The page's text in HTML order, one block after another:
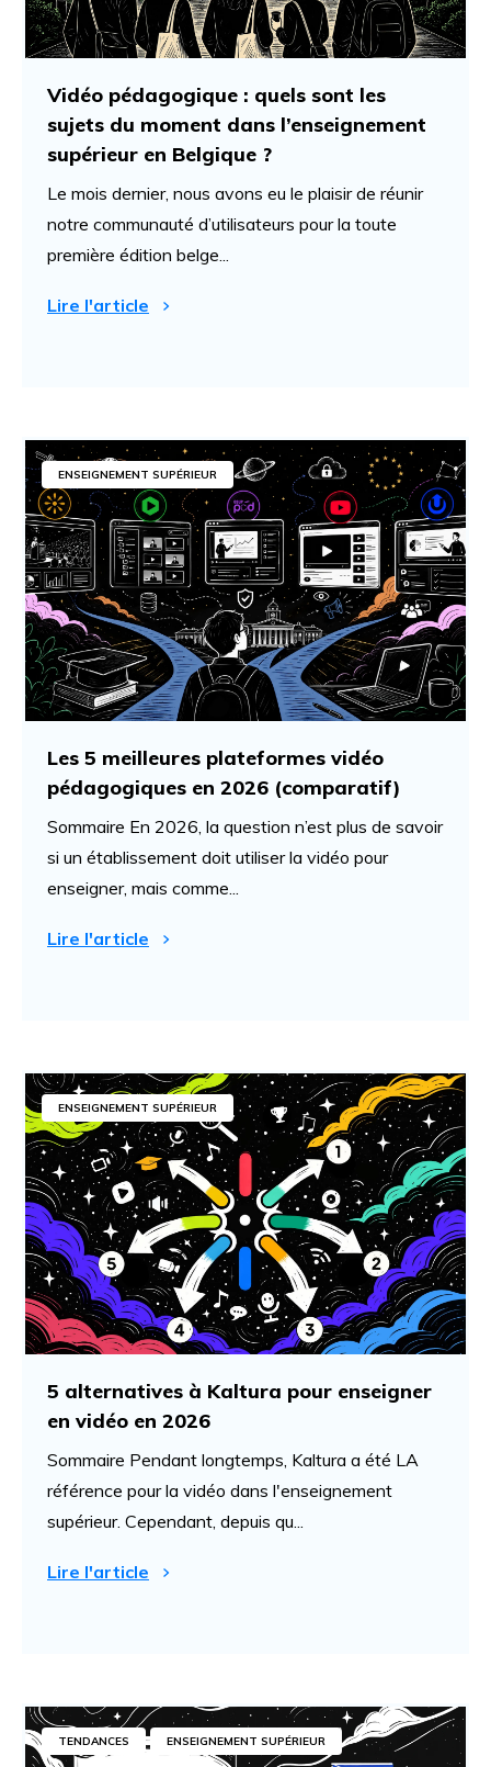
Vidéo pédagogique : quels sont les
sujets du moment dans l’enseignement
supérieur en Belgique ?
Le mois dernier, nous avons eu le plaisir de réunir
notre communauté d’utilisateurs pour la toute
première édition belge...
Lire l'article
ENSEIGNEMENT SUPÉRIEUR
Les 5 meilleures plateformes vidéo
pédagogiques en 2026 (comparatif)
Sommaire En 2026, la question n’est plus de savoir
si un établissement doit utiliser la vidéo pour
enseigner, mais comme...
Lire l'article
ENSEIGNEMENT SUPÉRIEUR
5 alternatives à Kaltura pour enseigner
en vidéo en 2026
Sommaire Pendant longtemps, Kaltura a été LA
référence pour la vidéo dans l'enseignement
supérieur. Cependant, depuis qu...
Lire l'article
TENDANCES ENSEIGNEMENT SUPÉRIEUR